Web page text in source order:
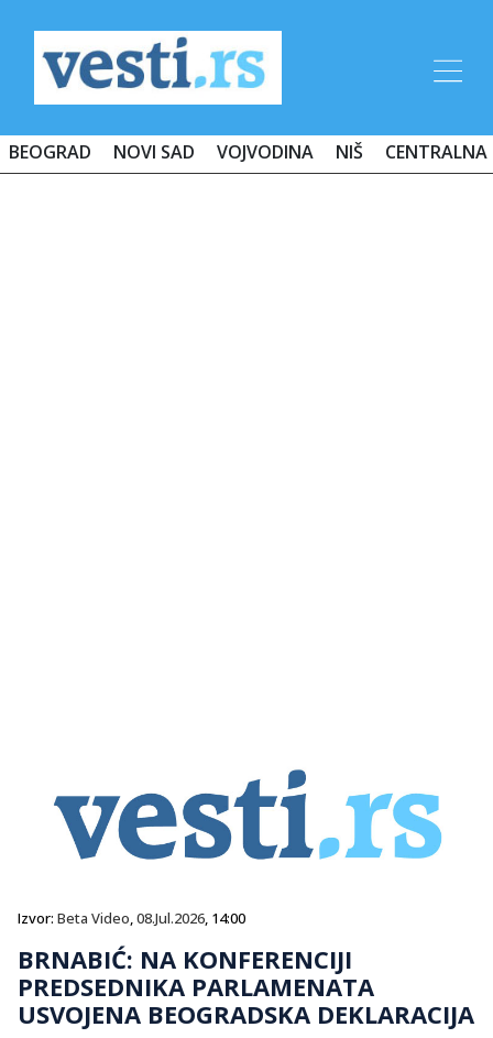
BEOGRAD NOVI SAD VOJVODINA NIŠ CENTRALNA
Izvor: Beta Video,08.Jul.2026, 14:00
BRNABIĆ: NA KONFERENCIJI
PREDSEDNIKA PARLAMENATA
USVOJENA BEOGRADSKA DEKLARACIJA